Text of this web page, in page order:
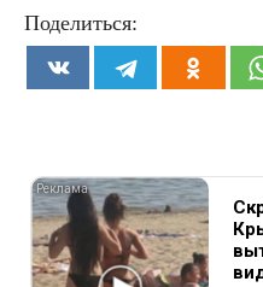
Поделиться: